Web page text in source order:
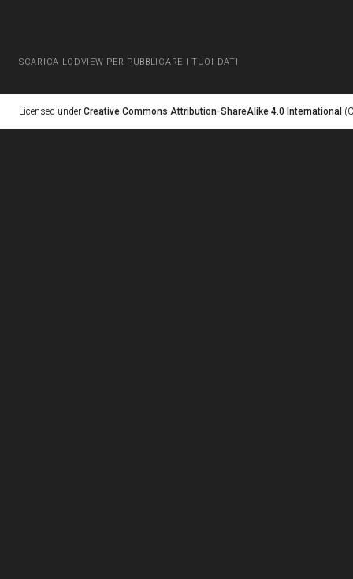
SCARICA LODVIEW PER PUBBLICARE I TUOI DATI
Licensed under Creative Commons Attribution-ShareAlike 4.0 International